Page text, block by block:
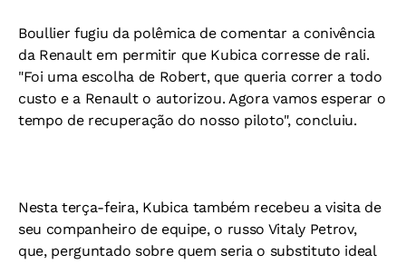
Boullier fugiu da polêmica de comentar a conivência
da Renault em permitir que Kubica corresse de rali.
"Foi uma escolha de Robert, que queria correr a todo
custo e a Renault o autorizou. Agora vamos esperar o
tempo de recuperação do nosso piloto", concluiu.
Nesta terça-feira, Kubica também recebeu a visita de
seu companheiro de equipe, o russo Vitaly Petrov,
que, perguntado sobre quem seria o substituto ideal